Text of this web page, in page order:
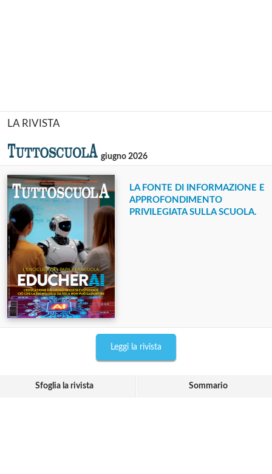
LA RIVISTA
giugno 2026
LA FONTE DI INFORMAZIONE E
APPROFONDIMENTO
PRIVILEGIATA SULLA SCUOLA.
Leggi la rivista
Sfoglia la rivista Sommario